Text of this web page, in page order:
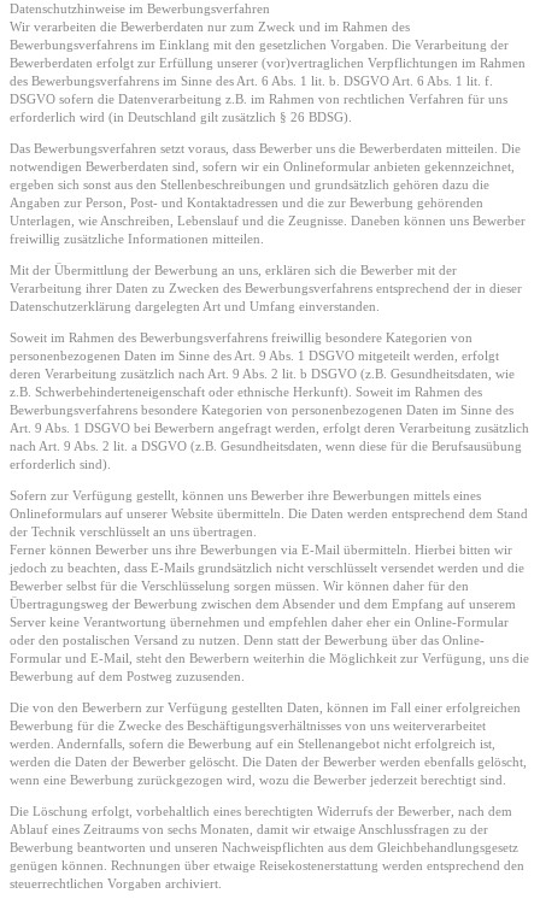
Datenschutzhinweise im Bewerbungsverfahren
Wir verarbeiten die Bewerberdaten nur zum Zweck und im Rahmen des
Bewerbungsverfahrens im Einklang mit den gesetzlichen Vorgaben. Die Verarbeitung der
Bewerberdaten erfolgt zur Erfüllung unserer (vor)vertraglichen Verpflichtungen im Rahmen
des Bewerbungsverfahrens im Sinne des Art. 6 Abs. 1 lit. b. DSGVO Art. 6 Abs. 1 lit. f.
DSGVO sofern die Datenverarbeitung z.B. im Rahmen von rechtlichen Verfahren für uns
erforderlich wird (in Deutschland gilt zusätzlich § 26 BDSG).
Das Bewerbungsverfahren setzt voraus, dass Bewerber uns die Bewerberdaten mitteilen. Die
notwendigen Bewerberdaten sind, sofern wir ein Onlineformular anbieten gekennzeichnet,
ergeben sich sonst aus den Stellenbeschreibungen und grundsätzlich gehören dazu die
Angaben zur Person, Post- und Kontaktadressen und die zur Bewerbung gehörenden
Unterlagen, wie Anschreiben, Lebenslauf und die Zeugnisse. Daneben können uns Bewerber
freiwillig zusätzliche Informationen mitteilen.
Mit der Übermittlung der Bewerbung an uns, erklären sich die Bewerber mit der
Verarbeitung ihrer Daten zu Zwecken des Bewerbungsverfahrens entsprechend der in dieser
Datenschutzerklärung dargelegten Art und Umfang einverstanden.
Soweit im Rahmen des Bewerbungsverfahrens freiwillig besondere Kategorien von
personenbezogenen Daten im Sinne des Art. 9 Abs. 1 DSGVO mitgeteilt werden, erfolgt
deren Verarbeitung zusätzlich nach Art. 9 Abs. 2 lit. b DSGVO (z.B. Gesundheitsdaten, wie
z.B. Schwerbehinderteneigenschaft oder ethnische Herkunft). Soweit im Rahmen des
Bewerbungsverfahrens besondere Kategorien von personenbezogenen Daten im Sinne des
Art. 9 Abs. 1 DSGVO bei Bewerbern angefragt werden, erfolgt deren Verarbeitung zusätzlich
nach Art. 9 Abs. 2 lit. a DSGVO (z.B. Gesundheitsdaten, wenn diese für die Berufsausübung
erforderlich sind).
Sofern zur Verfügung gestellt, können uns Bewerber ihre Bewerbungen mittels eines
Onlineformulars auf unserer Website übermitteln. Die Daten werden entsprechend dem Stand
der Technik verschlüsselt an uns übertragen.
Ferner können Bewerber uns ihre Bewerbungen via E-Mail übermitteln. Hierbei bitten wir
jedoch zu beachten, dass E-Mails grundsätzlich nicht verschlüsselt versendet werden und die
Bewerber selbst für die Verschlüsselung sorgen müssen. Wir können daher für den
Übertragungsweg der Bewerbung zwischen dem Absender und dem Empfang auf unserem
Server keine Verantwortung übernehmen und empfehlen daher eher ein Online-Formular
oder den postalischen Versand zu nutzen. Denn statt der Bewerbung über das Online-
Formular und E-Mail, steht den Bewerbern weiterhin die Möglichkeit zur Verfügung, uns die
Bewerbung auf dem Postweg zuzusenden.
Die von den Bewerbern zur Verfügung gestellten Daten, können im Fall einer erfolgreichen
Bewerbung für die Zwecke des Beschäftigungsverhältnisses von uns weiterverarbeitet
werden. Andernfalls, sofern die Bewerbung auf ein Stellenangebot nicht erfolgreich ist,
werden die Daten der Bewerber gelöscht. Die Daten der Bewerber werden ebenfalls gelöscht,
wenn eine Bewerbung zurückgezogen wird, wozu die Bewerber jederzeit berechtigt sind.
Die Löschung erfolgt, vorbehaltlich eines berechtigten Widerrufs der Bewerber, nach dem
Ablauf eines Zeitraums von sechs Monaten, damit wir etwaige Anschlussfragen zu der
Bewerbung beantworten und unseren Nachweispflichten aus dem Gleichbehandlungsgesetz
genügen können. Rechnungen über etwaige Reisekostenerstattung werden entsprechend den
steuerrechtlichen Vorgaben archiviert.